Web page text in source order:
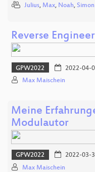
Julius, Max, Noah, Simon
Reverse
GPW2022 2022-04-
Max Maischein
Meine
Modulautor
GPW2022 2022-03-
Max Maischein